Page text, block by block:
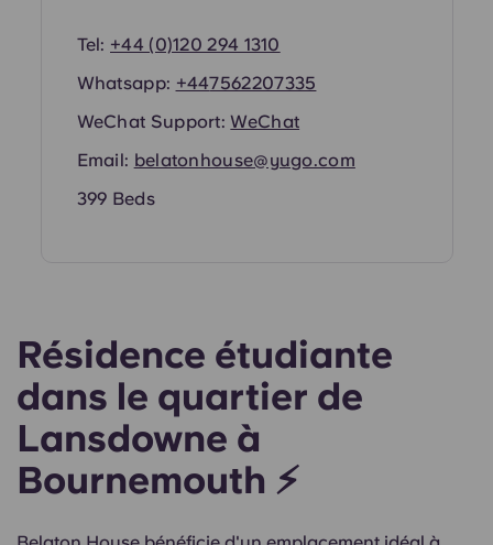
Résidence étudiante
dans le quartier de
Lansdowne à
Bournemouth ⚡
Tel: +44 (0)120 294 1310
Whatsapp: +447562207335
WeChat Support: WeChat
Email: belatonhouse@yugo.com
399 Beds